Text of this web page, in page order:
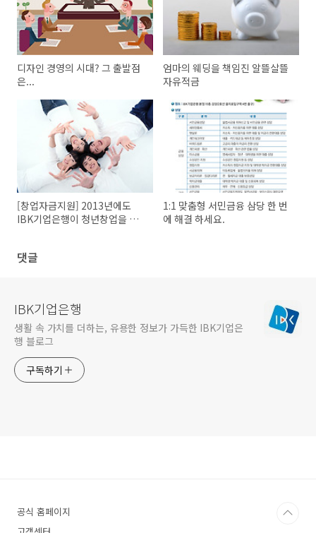
디자인 경영의 시대? 그 출발점
은...
엄마의 웨딩을 책임진 알뜰살뜰
자유적금
[창업자금지원] 2013년에도
IBK기업은행이 청년창업을 지
1:1 맞춤형 서민금융 삼당 한 번
에 해결 하세요.
댓글
IBK기업은행
생활 속 가치를 더하는, 유용한 정보가 가득한 IBK기업은
행 블로그
구독하기
공식 홈페이지